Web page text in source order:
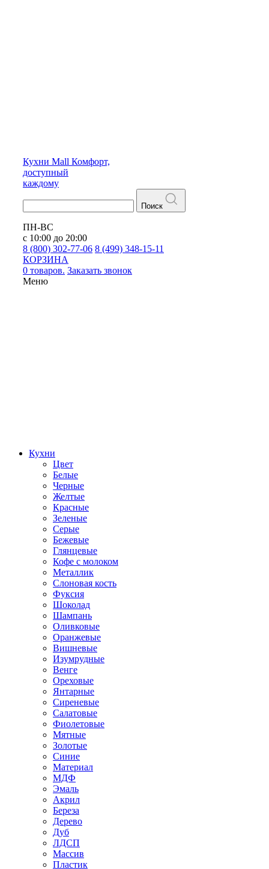
Кухни Mall Комфорт,
доступный
каждому
Поиск
ПН-ВС
с 10:00 до 20:00
8 (800) 302-77-06 8 (499) 348-15-11
КОРЗИНА
0 товаров. Заказать звонок
Меню
Кухни
Цвет
Белые
Черные
Желтые
Красные
Зеленые
Серые
Бежевые
Глянцевые
Кофе с молоком
Металлик
Слоновая кость
Фуксия
Шоколад
Шампань
Оливковые
Оранжевые
Вишневые
Изумрудные
Венге
Ореховые
Янтарные
Сиреневые
Салатовые
Фиолетовые
Мятные
Золотые
Синие
Материал
МДФ
Эмаль
Акрил
Береза
Дерево
Дуб
ЛДСП
Массив
Пластик